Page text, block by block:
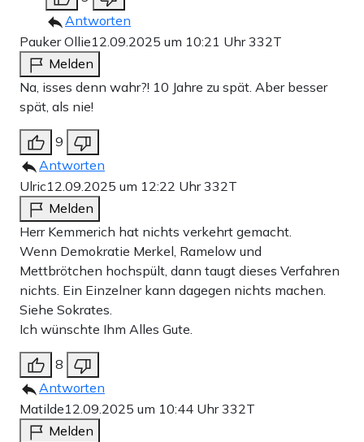
Antworten
Pauker Ollie12.09.2025 um 10:21 Uhr332T
Melden
Na, isses denn wahr?! 10 Jahre zu spät. Aber besser
spät, als nie!
9
Antworten
Ulric12.09.2025 um 12:22 Uhr332T
Melden
Herr Kemmerich hat nichts verkehrt gemacht.
Wenn Demokratie Merkel, Ramelow und
Mettbrötchen hochspült, dann taugt dieses Verfahren
nichts. Ein Einzelner kann dagegen nichts machen.
Siehe Sokrates.
Ich wünschte Ihm Alles Gute.
8
Antworten
Matilde12.09.2025 um 10:44 Uhr332T
Melden